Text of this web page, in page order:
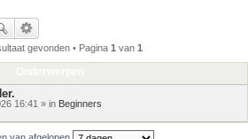
gevonden • Pagina 1 van 1
16:41 » in Beginners